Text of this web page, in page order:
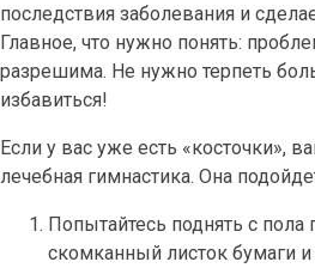
последствия заболевания и
Главное, что нужно понять:
разрешима. Не нужно терпеть
избавиться!
Если у вас уже есть «косточки»,
лечебная гимнастика. Она
Попытайтесь поднять с пола
скомканный листок бумаги